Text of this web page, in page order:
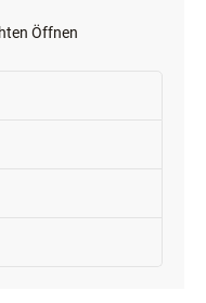
Öffnen